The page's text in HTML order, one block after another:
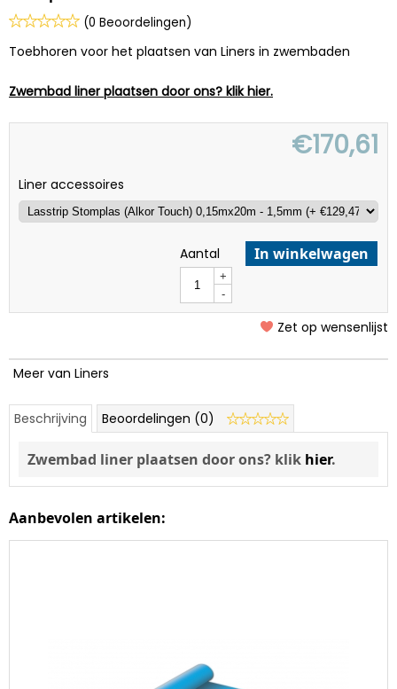
(0 Beoordelingen)
Toebhoren voor het plaatsen van Liners in zwembaden
Zwembad liner plaatsen door ons? klik hier.
€170,61
Liner accessoires
Aantal
+
-
In winkelwagen
Zet op wensenlijst
Meer van Liners
Beschrijving Beoordelingen (0)
Zwembad liner plaatsen door ons? klik hier.
Aanbevolen artikelen: